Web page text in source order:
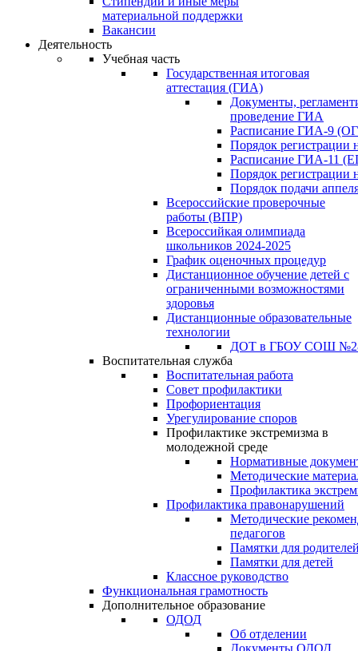
материальной поддержки
Вакансии
Деятельность
Учебная часть
Государственная итоговая
аттестация (ГИА)
Документы,
проведение ГИА
Расписание ГИА-9
Порядок регистрации
Расписание ГИА-11
Порядок регистрации
Порядок подачи
Всероссийские проверочные
работы (ВПР)
Всероссийкая олимпиада
школьников 2024-2025
График оценочных процедур
Дистанционное обучение детей с
ограниченными возможностями
здоровья
Дистанционные образовательные
технологии
ДОТ в ГБОУ СОШ
Воспитательная служба
Воспитательная работа
Совет профилактики
Профориентация
Урегулирование споров
Профилактике экстремизма в
молодежной среде
Нормативные
Методические
Профилактика
Профилактика правонарушений
Методические
педагогов
Памятки для
Памятки для детей
Классное руководство
Функциональная грамотность
Дополнительное образование
ОДОД
Об отделении
Документы ОДОД